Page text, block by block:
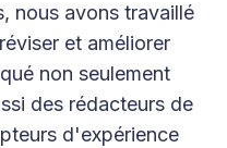
nous avons travaillé
et améliorer
non seulement
des rédacteurs de
d'expérience